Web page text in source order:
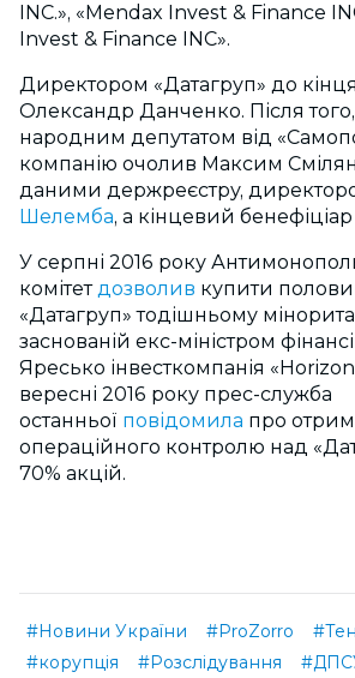
INC.», «Mendax Invest & Finance
Invest & Finance INC».
Директором «Датагруп» до
Олександр Данченко. Після того,
народним депутатом від
компанію очолив Максим
даними держреєстру,
Шелемба, а кінцевий бенефіціар
У серпні 2016 року
комітетдозволив купити
«Датагруп» тодішньому
заснованій екс-міністром
Яресько інвесткомпанія
вересні 2016 року прес-служба
останньої повідомила про
операційного контролю над
70% акцій.
#Новини України #ProZorro
#корупція
#Розслідування